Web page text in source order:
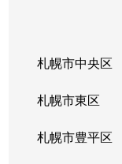
札幌市中央区
札幌市東区
札幌市豊平区